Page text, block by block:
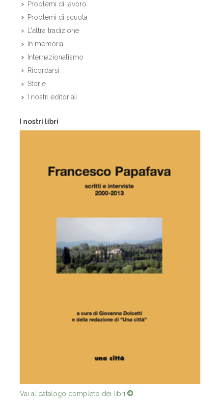
Problemi di lavoro
Problemi di scuola
L'altra tradizione
In memoria
Internazionalismo
Ricordarsi
Storie
I nostri editoriali
I nostri libri
Vai al catalogo completo dei libri